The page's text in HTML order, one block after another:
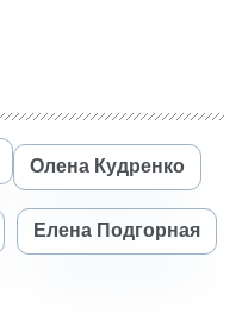
Олена Кудренко
Елена Подгорная